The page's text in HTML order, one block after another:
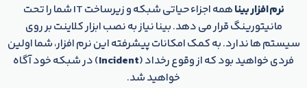
نرم افزار بینا
همه اجزاء حیاتی شبکه و زیرساخت IT شما را تحت
مانیتورینگ قرار می دهد. بینا نیاز به نصب ابزار کلاینت بر روی
سیستم ها ندارد. به کمک امکانات پیشرفته این نرم افزار، شما اولین
فردی خواهید بود که از وقوع رخداد (Incident) در شبکه خود آگاه
خواهید شد.